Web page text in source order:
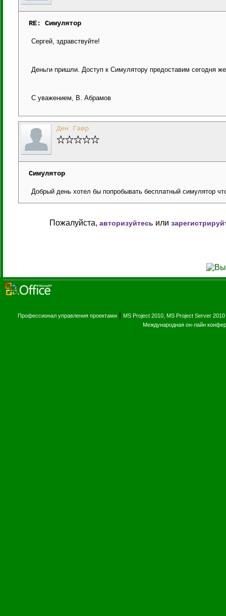
RE: Симулятор
Сергей, здравствуйте!
Деньги пришли. Доступ к Симулятору предоставим сегодня
С уважением, В. Абрамов
Ден Гавр
Симулятор
Добрый день хотел бы попробывать бесплатный симулятор
Пожалуйста, авторизуйтесь или
Профессионал управления проектами MS Project 2010, MS Project Server 2010
Международная он-лайн